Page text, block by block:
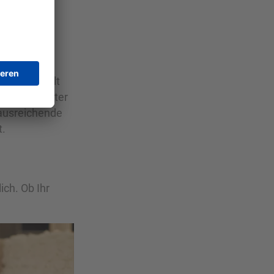
Dort erhält
muss. Unter
Ob Ihr